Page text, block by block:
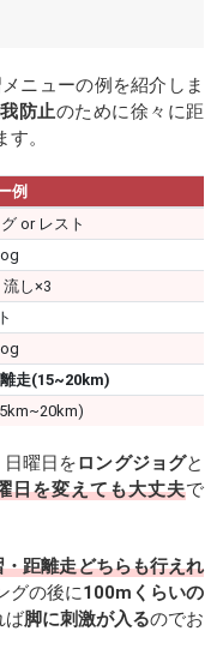
ニューの例を紹介しま
防止のために徐々に距
。
例
or レスト
し×3
走(15~20km)
日曜日をロングジョグと
日を変えても大丈夫で
距離走どちらも行えれ
グの後に100mくらいの
ば脚に刺激が入るのでお